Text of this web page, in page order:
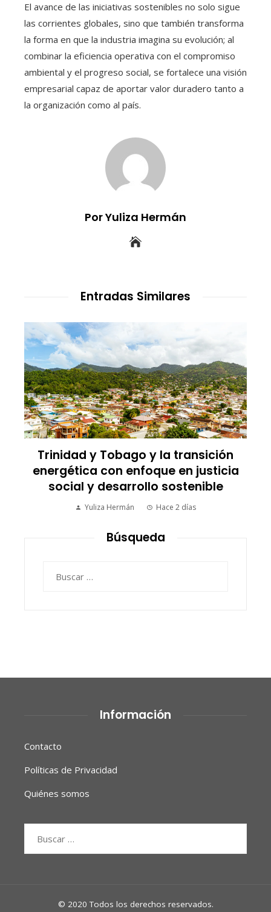
El avance de las iniciativas sostenibles no solo sigue
las corrientes globales, sino que también transforma
la forma en que la industria imagina su evolución; al
combinar la eficiencia operativa con el compromiso
ambiental y el progreso social, se fortalece una visión
empresarial capaz de aportar valor duradero tanto a
la organización como al país.
Por Yuliza Hermán
Entradas Similares
Trinidad y Tobago y la transición
energética con enfoque en justicia
social y desarrollo sostenible
Yuliza Hermán Hace 2 días
Búsqueda
Información
Contacto
Políticas de Privacidad
Quiénes somos
© 2020 Todos los derechos reservados.